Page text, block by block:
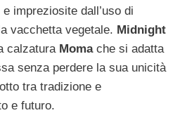
impreziosite dall’uso di
vacchetta vegetale. Midnight
calzatura Momache si adatta
senza perdere la sua unicità
tra tradizione e
e futuro.